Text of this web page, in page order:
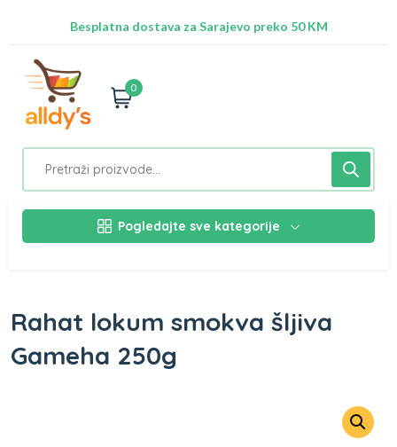
Besplatna dostava za Sarajevo preko 50 KM
0
Pogledajte sve kategorije
Rahat lokum smokva šljiva
Gameha 250g